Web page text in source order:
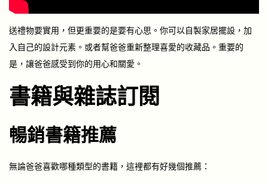
送禮物要實用，但更重要的是要有心思。你可以自製家居擺設，加
入自己的設計元素。或者幫爸爸重新整理喜愛的收藏品。重要的
是，讓爸爸感受到你的用心和關愛。
書籍與雜誌訂閱
暢銷書籍推薦
無論爸爸喜歡哪種類型的書籍，這裡都有好幾個推薦：